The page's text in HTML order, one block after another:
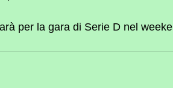
per la gara di Serie D nel